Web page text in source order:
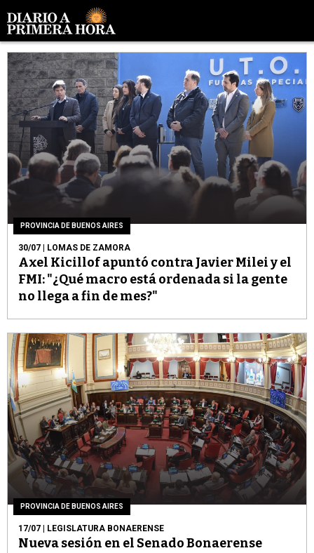
PROVINCIA DE BUENOS AIRES
30/07 | LOMAS DE ZAMORA
Axel Kicillof apuntó contra Javier Milei y el
FMI: "¿Qué macro está ordenada si la gente
no llega a fin de mes?"
PROVINCIA DE BUENOS AIRES
17/07 | LEGISLATURA BONAERENSE
Nueva sesión en el Senado Bonaerense